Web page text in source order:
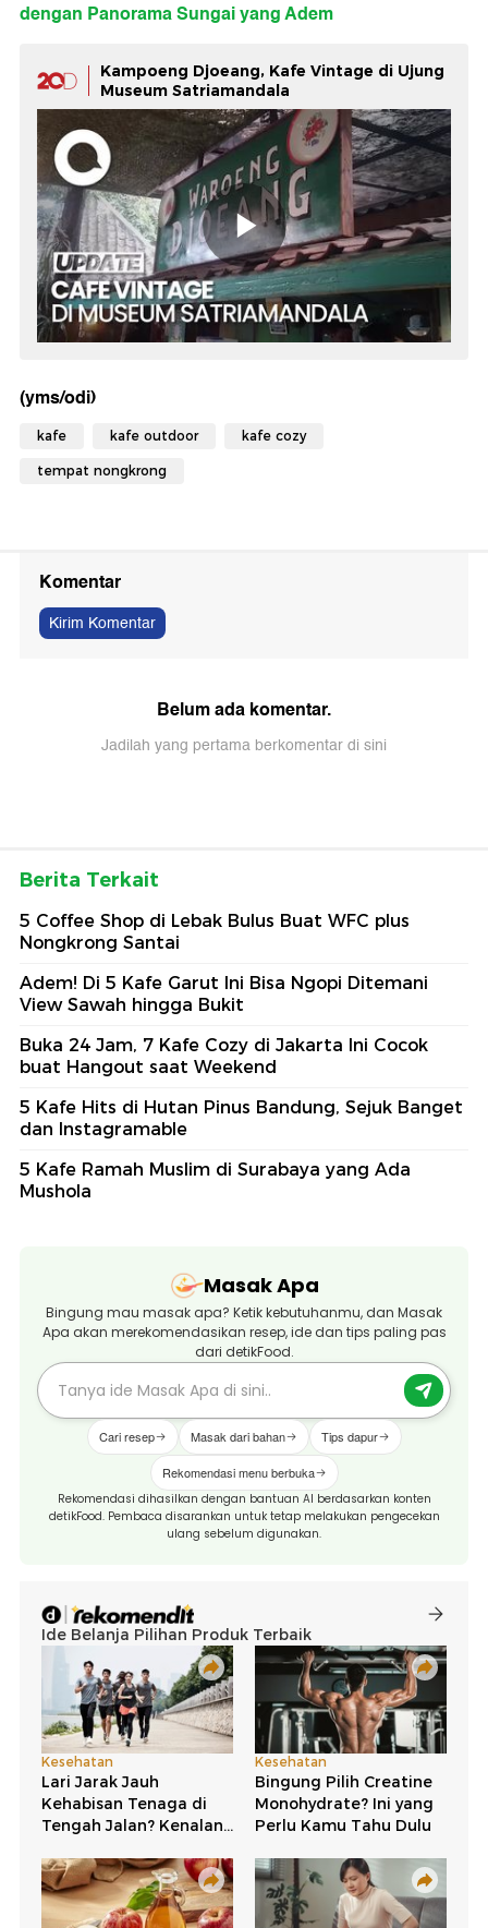
dengan Panorama Sungai yang Adem
Kampoeng Djoeang, Kafe Vintage di Ujung
Museum Satriamandala
(yms/odi)
kafe kafe outdoor kafe cozy
tempat nongkrong
Komentar
Kirim Komentar
Belum ada komentar.
Jadilah yang pertama berkomentar di sini
Berita Terkait
5 Coffee Shop di Lebak Bulus Buat WFC plus
Nongkrong Santai
Adem! Di 5 Kafe Garut Ini Bisa Ngopi Ditemani
View Sawah hingga Bukit
Buka 24 Jam, 7 Kafe Cozy di Jakarta Ini Cocok
buat Hangout saat Weekend
5 Kafe Hits di Hutan Pinus Bandung, Sejuk Banget
dan Instagramable
5 Kafe Ramah Muslim di Surabaya yang Ada
Mushola
Masak Apa
Bingung mau masak apa? Ketik kebutuhanmu, dan Masak
Apa akan merekomendasikan resep, ide dan tips paling pas
dari detikFood.
Cari resep Masak dari bahan Tips dapur
Rekomendasi menu berbuka
Rekomendasi dihasilkan dengan bantuan AI berdasarkan konten
detikFood. Pembaca disarankan untuk tetap melakukan pengecekan
ulang sebelum digunakan.